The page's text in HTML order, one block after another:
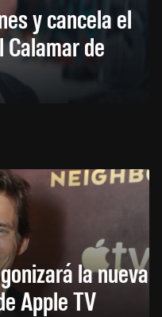
y cancela el
Calamar de
la nueva
Apple TV